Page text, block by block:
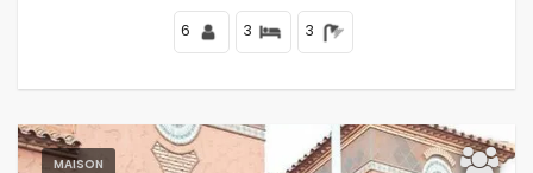
Confort
6 3 3
MAISON